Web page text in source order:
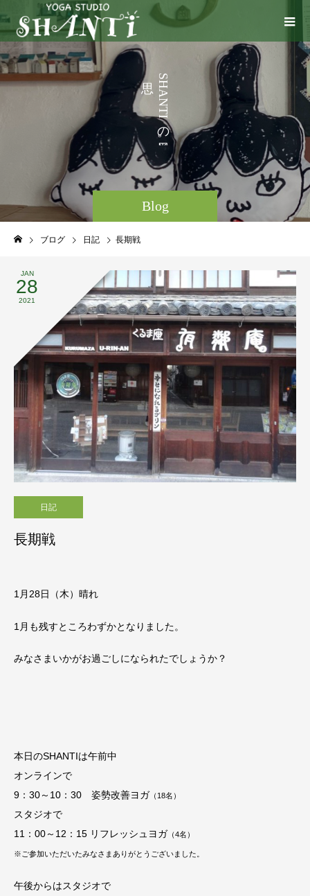
Blog
S
H
A
N
T
I
の
。
う
こ
な
ブログ 日記 長期戦
JAN
28
2021
日記
長期戦
1月28日（木）晴れ
1月も残すところわずかとなりました。
みなさまいかがお過ごしになられたでしょうか？
本日のSHANTIは午前中
オンラインで
9：30～10：30 姿勢改善ヨガ （18名）
スタジオで
11：00～12：15 リフレッシュヨガ （4名）
※ご参加いただいたみなさまありがとうございました。
午後からはスタジオで